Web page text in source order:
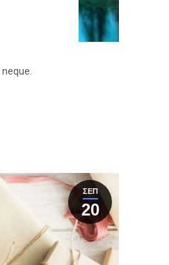
ΣΕΠ
20